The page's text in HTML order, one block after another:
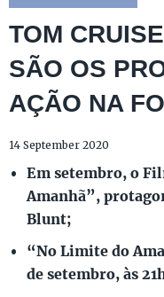
TOM
SÃO OS
AÇÃO NA
14 September 2020
Em setembro, o
Amanhã”,
Blunt;
“No Limite do
de setembro, às